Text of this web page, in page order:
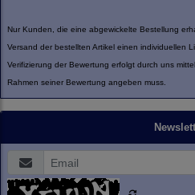
Nur Kunden, die eine abgewickelte Bestellung
Versand der bestellten Artikel einen individuellen
Verifizierung der Bewertung erfolgt durch uns
Rahmen seiner Bewertung angeben muss.